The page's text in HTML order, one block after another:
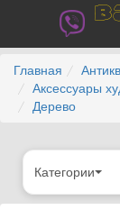
Главная
Аксессуары
Дерево
Категории